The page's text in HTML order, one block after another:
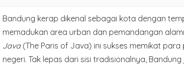
Bandung kerap dikenal sebagai kota dengan
memadukan area urban dan pemandangan
Java(The Paris of Java) ini sukses memikat
negeri. Tak lepas dari sisi tradisionalnya,